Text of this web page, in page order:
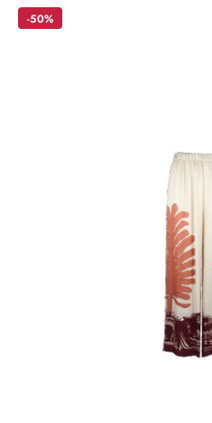
promocyjna:
przed
-50%